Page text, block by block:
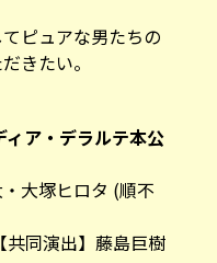
ピュアな男たちの
きたい。
ア・デラルテ本公
大塚ヒロタ (順不
共同演出】藤島巨樹